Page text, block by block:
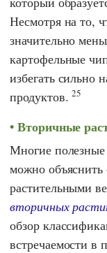
Несмотря на то,
значительно
картофельные
избегать сильно
продуктов.25
Вторичные
Многие полезные
можно
растительными
вторичных
обзор
встречаемости в